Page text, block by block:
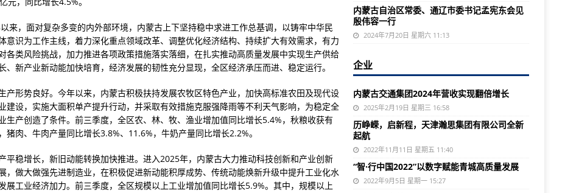
来，面对复杂多变的内外部环境，内蒙古上下坚持稳中求进工作总基调，以铸牢中华民
意识为工作主线，着力深化重点领域改革、调整优化经济结构、持续扩大有效需求，有力
各类风险挑战，加力推进各项政策措施落实落细，在扎实推动高质量发展中实现生产供给
、新产业新动能加快培育，经济发展的韧性充分显现，全区经济承压而进、稳定运行。
产形势良好。今年以来，内蒙古积极扶持发展农牧区特色产业，加快高标准农田及现代设
建设，实施大面积单产提升行动，并采取有效措施克服强降雨等不利天气影响，为稳定全
生产创造了条件。前三季度，全区农、林、牧、渔业增加值同比增长5.4%，秋粮收获有
猪肉、牛肉产量同比增长3.8%、11.6%，牛奶产量同比增长2.2%。
平稳增长，新旧动能转换加快推进。进入2025年，内蒙古大力推动科技创新和产业创新
，做大做强先进制造业，在积极促进新动能积厚成势、传统动能焕新升级中提升工业化水
展工业经济加力。前三季度，全区规模以上工业增加值同比增长5.9%。其中，规模以上
内蒙古自治区常委、通辽市委书记孟宪东会见
殷伟容一行
2024年7月20日 星期六 11:13
企业
内蒙古交通集团2024年营收实现翻倍增长
2025年2月19日 星期三 16:58
历峥嵘，启新程，天津瀚思集团有限公司全新
起航
2022年11月11日 星期五 11:40
“智·行中国2022”以数字赋能青城高质量发展
2022年9月5日 星期一 15:27